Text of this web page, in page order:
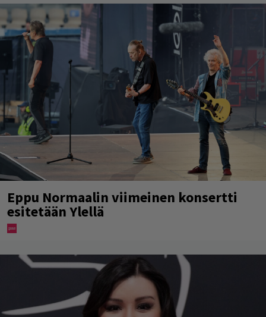
Eppu Normaalin viimeinen konsertti
esitetään Ylellä